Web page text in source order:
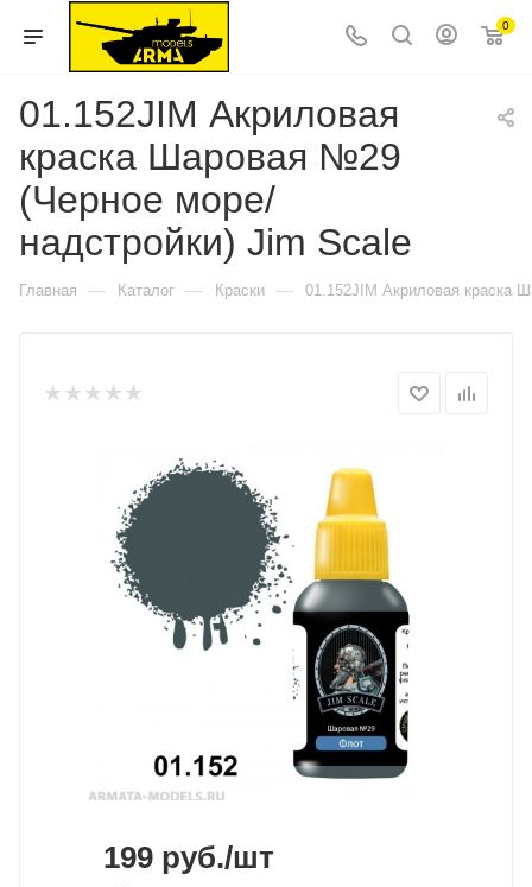
0
01.152JIM Акриловая
краска Шаровая №29
(Черное море/
надстройки) Jim Scale
Главная — Каталог — Краски — 01.152JIM Акриловая краска
199 руб./шт